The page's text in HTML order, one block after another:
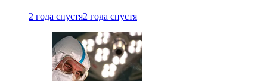
2 года спустя2 года спустя